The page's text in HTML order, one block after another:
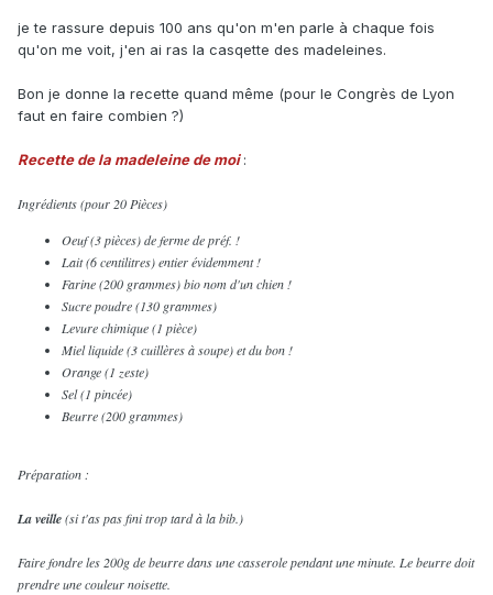
je te rassure depuis 100 ans qu'on m'en parle à chaque fois
qu'on me voit, j'en ai ras la casqette des madeleines.
Bon je donne la recette quand même (pour le Congrès de Lyon
faut en faire combien ?)
Recette de la madeleine de moi:
Ingrédients (pour 20 Pièces)
Oeuf (3 pièces) de ferme de préf. !
Lait (6 centilitres) entier évidemment !
Farine (200 grammes) bio nom d'un chien !
Sucre poudre (130 grammes)
Levure chimique (1 pièce)
Miel liquide (3 cuillères à soupe) et du bon !
Orange (1 zeste)
Sel (1 pincée)
Beurre (200 grammes)
Préparation :
La veille(si t'as pas fini trop tard à la bib.)
Faire fondre les 200g de beurre dans une casserole pendant une minute. Le beurre doit
prendre une couleur noisette.